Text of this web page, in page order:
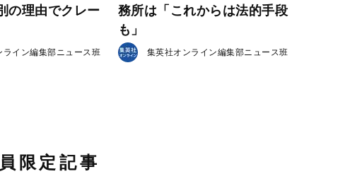
の理由でクレー
ライン編集部ニュース班
務所は「これからは法的手段
も」
集英社オンライン編集部ニュース班
限定記事